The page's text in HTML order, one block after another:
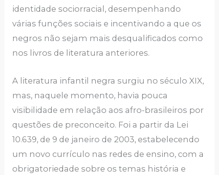
identidade sociorracial, desempenhando
várias funções sociais e incentivando a que os
negros não sejam mais desqualificados como
nos livros de literatura anteriores.
A literatura infantil negra surgiu no século XIX,
mas, naquele momento, havia pouca
visibilidade em relação aos afro-brasileiros por
questões de preconceito. Foi a partir da Lei
10.639, de 9 de janeiro de 2003, estabelecendo
um novo currículo nas redes de ensino, com a
obrigatoriedade sobre os temas história e